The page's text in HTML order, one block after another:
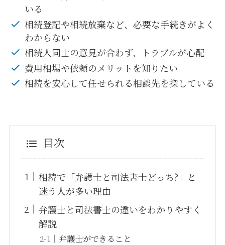
いる
相続登記や相続放棄など、必要な手続きがよく
わからない
相続人同士の意見が合わず、トラブルが心配
費用相場や依頼のメリットを知りたい
相続を安心して任せられる相談先を探している
目次
相続で「弁護士と司法書士どっち?」と
迷う人が多い理由
弁護士と司法書士の違いをわかりやすく
解説
弁護士ができること